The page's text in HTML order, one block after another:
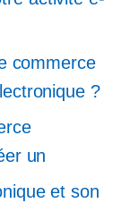
commerce
?
un
et son